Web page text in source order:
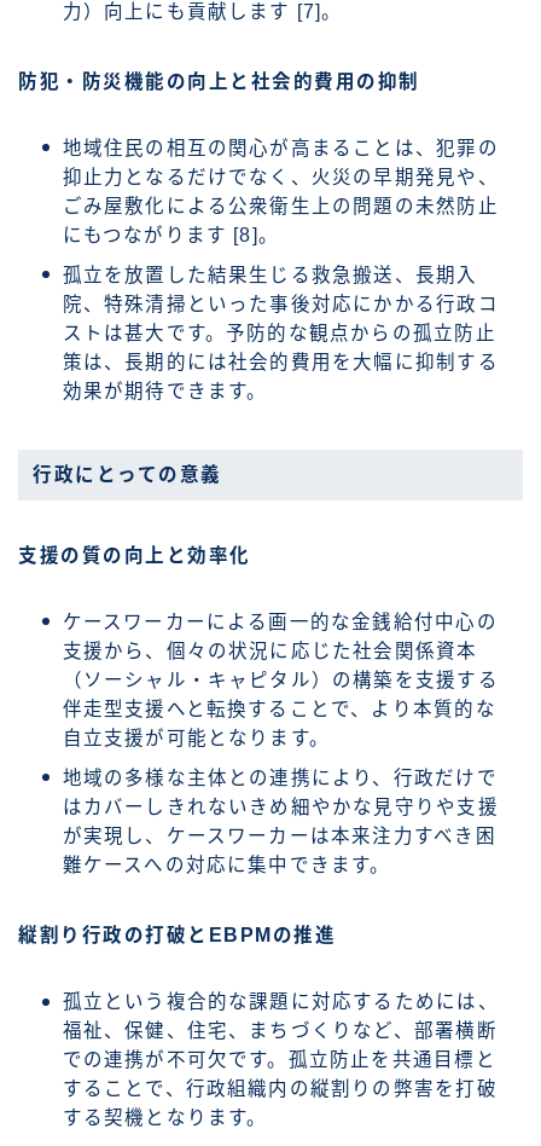
力）向上にも貢献します [7]。
防犯・防災機能の向上と社会的費用の抑制
地域住民の相互の関心が高まることは、犯罪の
抑止力となるだけでなく、火災の早期発見や、
ごみ屋敷化による公衆衛生上の問題の未然防止
にもつながります [8]。
孤立を放置した結果生じる救急搬送、長期入
院、特殊清掃といった事後対応にかかる行政コ
ストは甚大です。予防的な観点からの孤立防止
策は、長期的には社会的費用を大幅に抑制する
効果が期待できます。
行政にとっての意義
支援の質の向上と効率化
ケースワーカーによる画一的な金銭給付中心の
支援から、個々の状況に応じた社会関係資本
（ソーシャル・キャピタル）の構築を支援する
伴走型支援へと転換することで、より本質的な
自立支援が可能となります。
地域の多様な主体との連携により、行政だけで
はカバーしきれないきめ細やかな見守りや支援
が実現し、ケースワーカーは本来注力すべき困
難ケースへの対応に集中できます。
縦割り行政の打破とEBPMの推進
孤立という複合的な課題に対応するためには、
福祉、保健、住宅、まちづくりなど、部署横断
での連携が不可欠です。孤立防止を共通目標と
することで、行政組織内の縦割りの弊害を打破
する契機となります。